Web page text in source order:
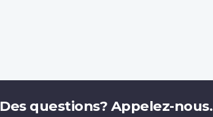
Des questions? Appelez-nous.